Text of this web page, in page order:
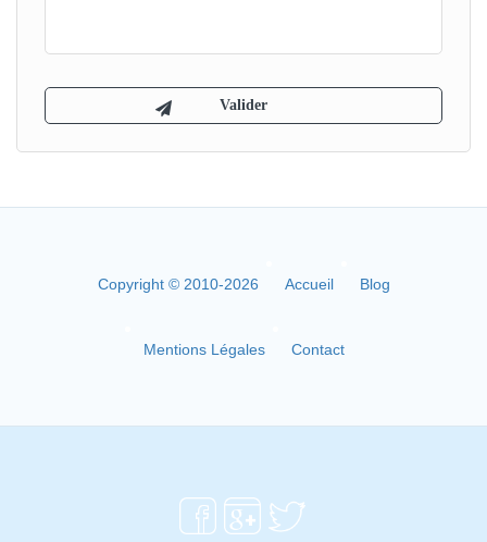
Copyright © 2010-2026 Accueil Blog
Mentions Légales Contact